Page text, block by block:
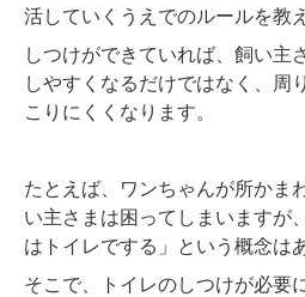
活していくうえでのルールを教
しつけができていれば、飼い主
しやすくなるだけではなく、周
こりにくくなります。
たとえば、ワンちゃんが所かま
い主さまは困ってしまいますが
はトイレでする」という概念は
そこで、トイレのしつけが必要